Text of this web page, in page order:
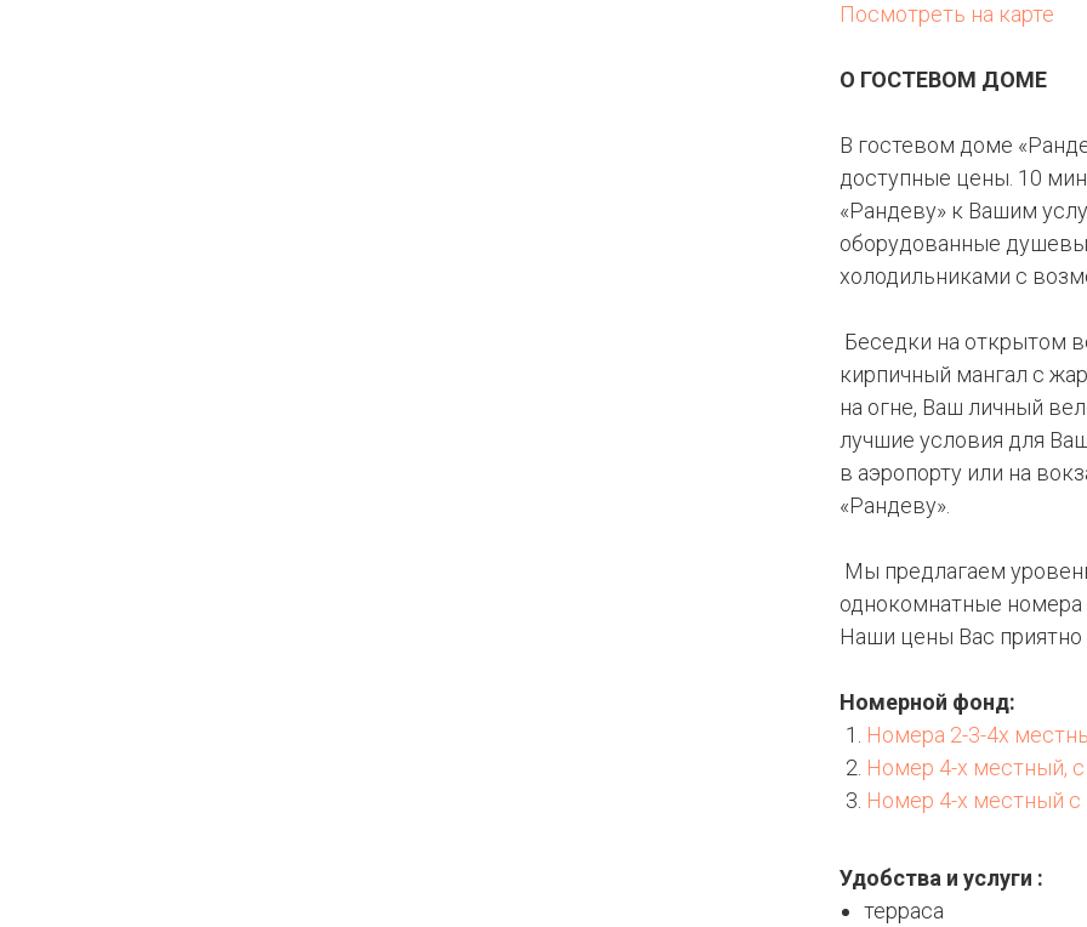
Посмотреть на карте
О ГОСТЕВОМ ДОМЕ
В гостевом доме
доступные цены. 10
«Рандеву» к Вашим
оборудованные
холодильниками с
Беседки на открытом
кирпичный мангал с
на огне, Ваш личный
лучшие условия для
в аэропорту или на
«Рандеву».
Мы предлагаем
однокомнатные номера
Наши цены Вас приятно
Номерной фонд:
Номера 2-3-4х
Номер 4-х местный,
Номер 4-х местный
Удобства и услуги :
терраса